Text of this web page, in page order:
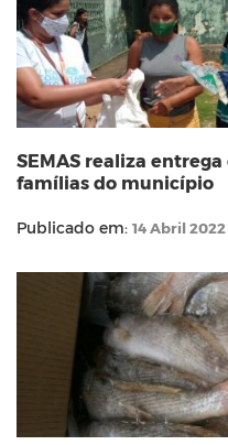
SEMAS realiza
famílias do município
Publicado em: 14 Abril 2022